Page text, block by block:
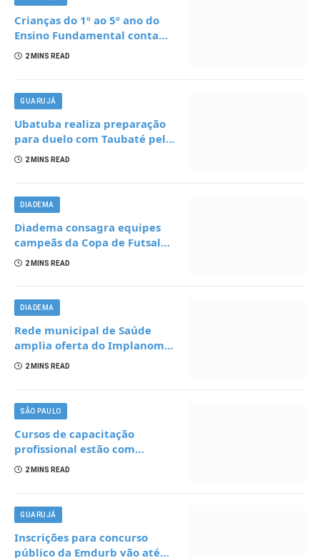
Crianças do 1º ao 5º ano do
Ensino Fundamental contam
com plataformas digitais
2 MINS READ
GUARUJÁ
Ubatuba realiza preparação
para duelo com Taubaté pelo
Paulista Fut7
2 MINS READ
DIADEMA
Diadema consagra equipes
campeãs da Copa de Futsal
masculina e feminina
2 MINS READ
DIADEMA
Rede municipal de Saúde
amplia oferta do Implanom
em Diadema
2 MINS READ
SÃO PAULO
Cursos de capacitação
profissional estão com
inscrições abertas para
2 MINS READ
GUARUJÁ
Inscrições para concurso
público da Emdurb vão até